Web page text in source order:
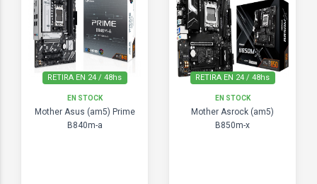
RETIRA EN 24 / 48hs
EN STOCK
Mother Asus (am5) Prime
B840m-a
RETIRA EN 24 / 48hs
EN STOCK
Mother Asrock (am5)
B850m-x